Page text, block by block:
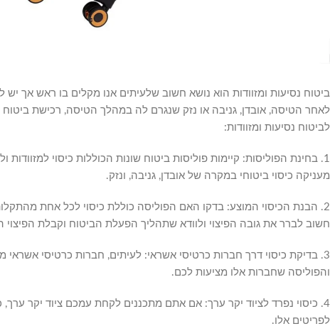
ביטוח נסיעות ומזוודות הוא נושא חשוב שלעיתים אנו מקלים בו ראש אך
לאחר הטיסה, אובדן, גניבה או נזק שנגרם לה במהלך הטיסה, רכישת
לביטוח נסיעות ומזוודות:
1. בחינת הפוליסות: קיימות פוליסות ביטוח שונות הכוללות כיסוי
מעניקה כיסוי ביטוחי במקרה של אובדן, גניבה, ונזק.
2. הבנת הכיסוי המוצע: בדקו האם הפוליסה כוללת כיסוי לכל אחת
חשוב לברר את גובה הפיצוי ולוודא שתהליך הפעלת הביטוח וקבלת
3. בדיקת כיסוי דרך חברות כרטיסי אשראי: לעיתים, חברות כרטיסי
והפוליסה שחברות אלו מציעות לכם.
4. כיסוי נפרד לציוד יקר ערך: אם אתם מתכננים לקחת עמכם ציוד יקר
לפריטים אלו.